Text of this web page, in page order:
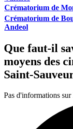
Crématorium de
Crématorium de
Andeol
Que faut-il
moyens des
Saint-
Pas d'informations